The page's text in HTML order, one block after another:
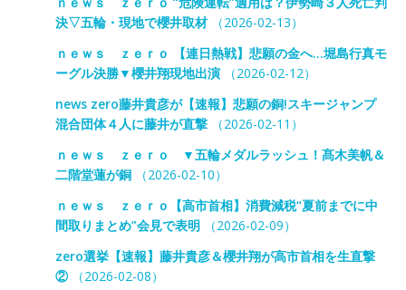
決▽五輪・現地で櫻井取材（2026-02-13）
ｎｅｗｓ ｚｅｒｏ 【連日熱戦】悲願の金へ…堀島行真モ
ーグル決勝▼櫻井翔現地出演（2026-02-12）
news zero藤井貴彦が【速報】悲願の銅!スキージャンプ
混合団体４人に藤井が直撃（2026-02-11）
ｎｅｗｓ ｚｅｒｏ ▼五輪メダルラッシュ！髙木美帆＆
二階堂蓮が銅（2026-02-10）
ｎｅｗｓ ｚｅｒｏ【高市首相】消費減税“夏前までに中
間取りまとめ”会見で表明（2026-02-09）
zero選挙【速報】藤井貴彦＆櫻井翔が高市首相を生直撃
②（2026-02-08）